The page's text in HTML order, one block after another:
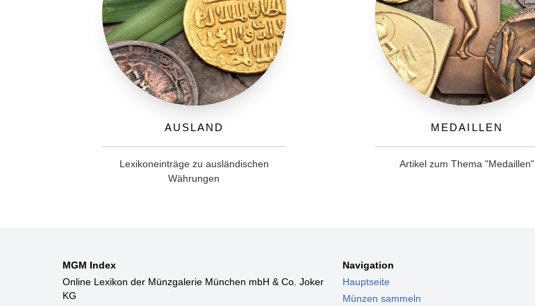
Ausland
Lexikoneinträge zu ausländischen
Währungen
Medaillen
Artikel zum Thema "Medaillen"
MGM Index
Online Lexikon der Münzgalerie München mbH & Co. Joker
KG
Navigation
Hauptseite
Münzen sammeln